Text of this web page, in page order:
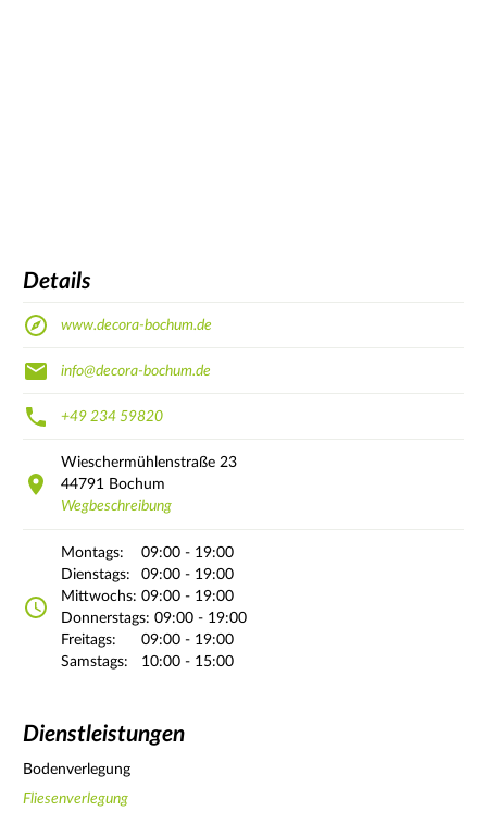
Details
www.decora-bochum.de
info@decora-bochum.de
+49 234 59820
Wieschermühlenstraße 23
44791
Bochum
Wegbeschreibung
Montags:
09:00 - 19:00
Dienstags:
09:00 - 19:00
Mittwochs: 09:00 - 19:00
Donnerstags: 09:00 - 19:00
Freitags:
09:00 - 19:00
Samstags:
10:00 - 15:00
Dienstleistungen
Bodenverlegung
Fliesenverlegung